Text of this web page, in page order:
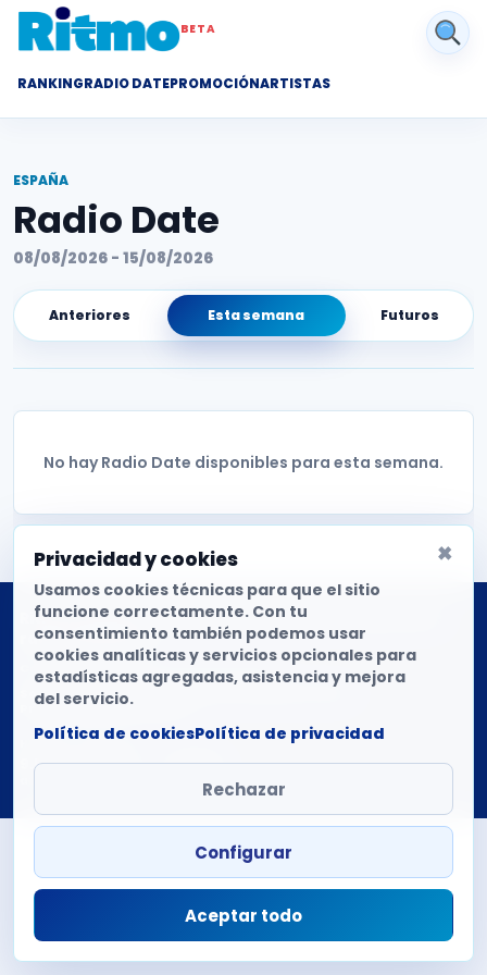
BETA
RANKINGRADIO DATEPROMOCIÓNARTISTAS
ESPAÑA
Radio Date
08/08/2026 - 15/08/2026
Anteriores Esta semana Futuros
No hay Radio Date disponibles para esta semana.
Ritmo monitoriza la difusión de singles en emisoras de
radio españolas.
Copyright © 2026 Mantovani Europe SL
Soporte técnico
Preferencias de cookies
HEMOS DETECTADO
9.547 18.447 133.263
emisiones
×
Privacidad y cookies
Usamos cookies técnicas para que el sitio
funcione correctamente. Con tu
consentimiento también podemos usar
cookies analíticas y servicios opcionales para
estadísticas agregadas, asistencia y mejora
del servicio.
Política de cookiesPolítica de privacidad
Rechazar
Configurar
Aceptar todo